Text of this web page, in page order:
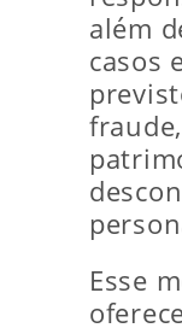
além
casos
Esse